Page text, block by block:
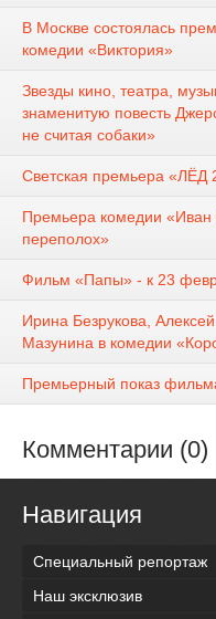
В Москве состоялась
комедии «Виктория»
Звезды кино, театра,
знаменитую повесть
не считая собаки»
Светская премьера «ЛЁД
Премьера комедии
переполох»
Фильм «Папы» - к 23
Ирина Безрукова,
Мазунина в комедии
Премьерный показ
Комментарии (0)
Навигация
Специальный репортаж
Наш эксклюзив